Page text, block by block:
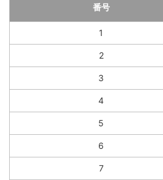
番号
1
2
3
4
5
6
7